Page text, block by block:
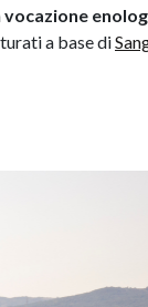
vocazione
a base di